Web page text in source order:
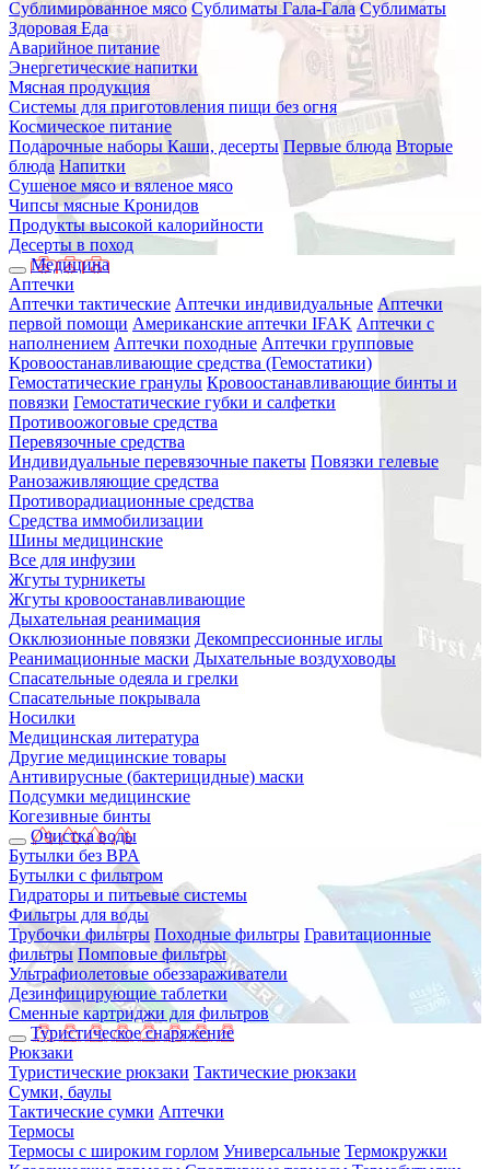
Сублимированное мясо Сублиматы Гала-Гала Сублиматы
Здоровая Еда
Аварийное питание
Энергетические напитки
Мясная продукция
Системы для приготовления пищи без огня
Космическое питание
Подарочные наборы Каши, десерты Первые блюда Вторые
блюда Напитки
Сушеное мясо и вяленое мясо
Чипсы мясные Кронидов
Продукты высокой калорийности
Десерты в поход
Медицина
Аптечки
Аптечки тактические Аптечки индивидуальные Аптечки
первой помощи Американские аптечки IFAK Аптечки с
наполнением Аптечки походные Аптечки групповые
Кровоостанавливающие средства (Гемостатики)
Гемостатические гранулы Кровоостанавливающие бинты и
повязки Гемостатические губки и салфетки
Противоожоговые средства
Перевязочные средства
Индивидуальные перевязочные пакеты Повязки гелевые
Ранозаживляющие средства
Противорадиационные средства
Средства иммобилизации
Шины медицинские
Все для инфузии
Жгуты турникеты
Жгуты кровоостанавливающие
Дыхательная реанимация
Окклюзионные повязки Декомпрессионные иглы
Реанимационные маски Дыхательные воздуховоды
Спасательные одеяла и грелки
Спасательные покрывала
Носилки
Медицинская литература
Другие медицинские товары
Антивирусные (бактерицидные) маски
Подсумки медицинские
Когезивные бинты
Очистка воды
Бутылки без BPA
Бутылки с фильтром
Гидраторы и питьевые системы
Фильтры для воды
Трубочки фильтры Походные фильтры Гравитационные
фильтры Помповые фильтры
Ультрафиолетовые обеззараживатели
Дезинфицирующие таблетки
Сменные картриджи для фильтров
Туристическое снаряжение
Рюкзаки
Туристические рюкзаки Тактические рюкзаки
Сумки, баулы
Тактические сумки Аптечки
Термосы
Термосы с широким горлом Универсальные Термокружки